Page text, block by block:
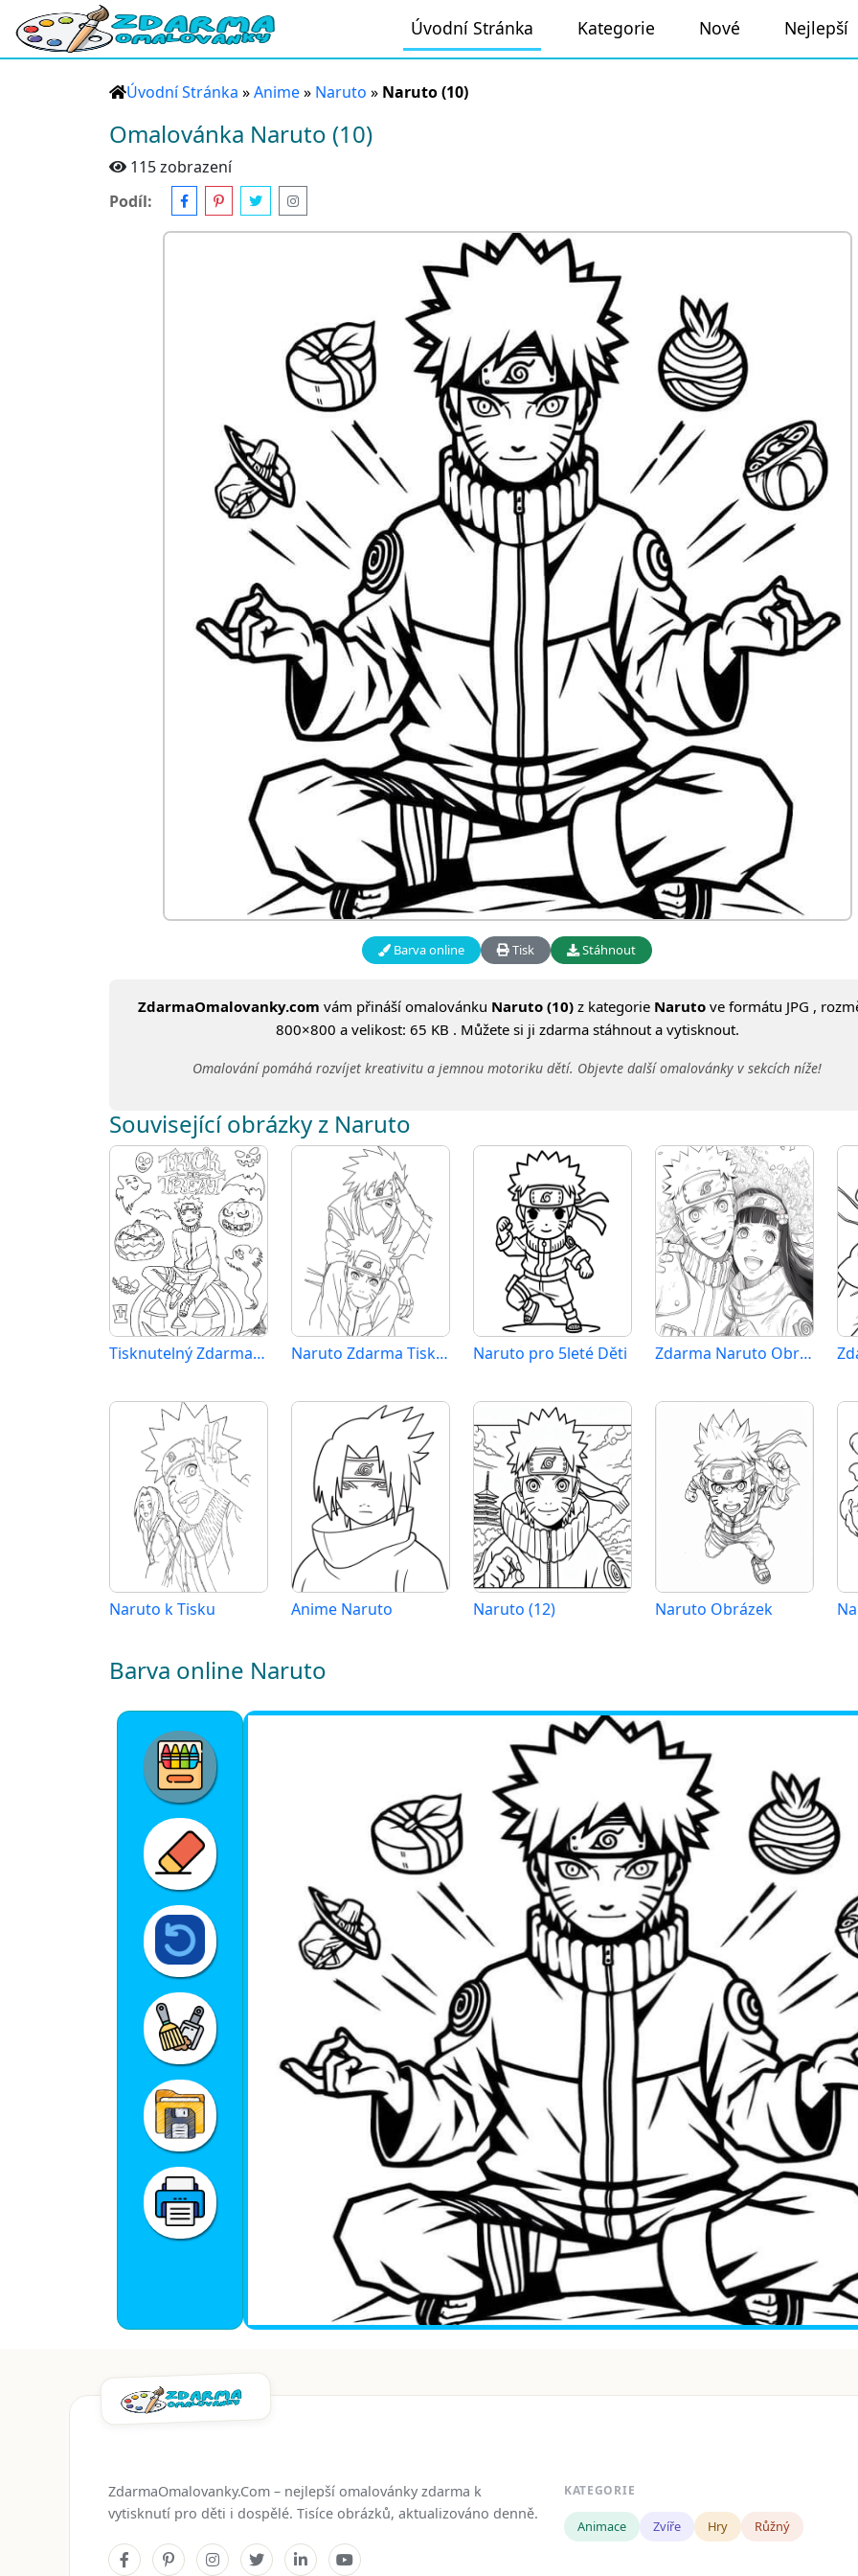
Úvodní Stránka Kategorie Nové Nejlepší
Úvodní Stránka »Anime» Naruto » Naruto (10)
Omalovánka Naruto (10)
115 zobrazení
Podíl:
Barva online Tisk Stáhnout
ZdarmaOmalovanky.com vám přináší omalovánku Naruto (10) z kategorie Naruto ve formátu JPG ,
800×800 a velikost: 65 KB . Můžete si ji zdarma stáhnout a vytisknout.
Omalování pomáhá rozvíjet kreativitu a jemnou motoriku dětí. Objevte další omalovánky v sekcích níže!
Související obrázky z Naruto
Tisknutelný Zdarma Naruto Naruto Zdarma Tisknutelný Naruto pro 5leté Děti Zdarma Naruto Obrázek
Naruto k Tisku Anime Naruto Naruto (12) Naruto Obrázek
Barva online Naruto
ZdarmaOmalovanky.Com – nejlepší omalovánky zdarma k
vytisknutí pro děti i dospělé. Tisíce obrázků, aktualizováno denně.
KATEGORIE
Animace Zvíře Hry Růžný